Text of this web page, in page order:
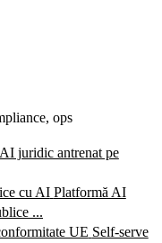
ops
AI juridic antrenat pe
cu AI Platformă AI
...
UE Self-serve